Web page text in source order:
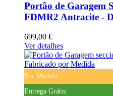
Portão de Garagem
FDMR2 Antracite -
699,00 €
Ver detalhes
Por Medida
Entrega Grátis